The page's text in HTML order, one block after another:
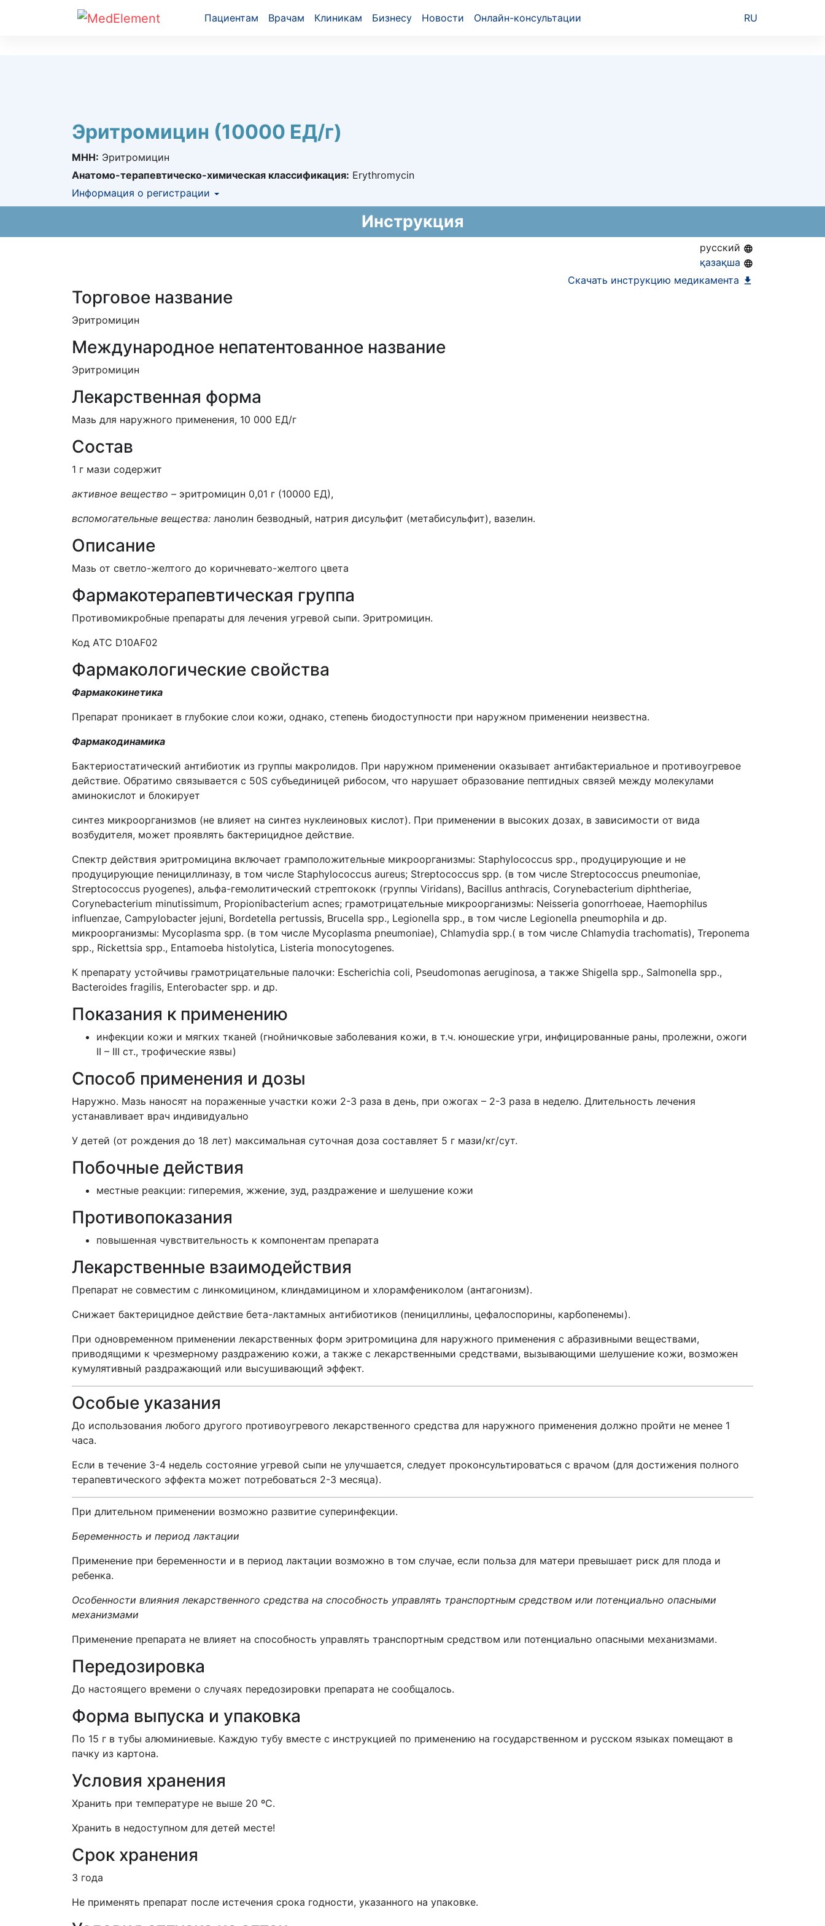
Пациентам Врачам Клиникам Бизнесу Новости Онлайн-консультации RU
Эритромицин (10000 ЕД/г)
МНН: Эритромицин
Анатомо-терапевтическо-химическая классификация: Erythromycin
Информация о регистрации
Инструкция
русский
қазақша
Скачать инструкцию медикамента
Торговое название
Эритромицин
Международное непатентованное название
Эритромицин
Лекарственная форма
Мазь для наружного применения, 10 000 ЕД/г
Состав
1 г мази содержит
активное вещество – эритромицин 0,01 г (10000 ЕД),
вспомогательные вещества: ланолин безводный, натрия дисульфит (метабисульфит), вазелин.
Описание
Мазь от светло-желтого до коричневато-желтого цвета
Фармакотерапевтическая группа
Противомикробные препараты для лечения угревой сыпи. Эритромицин.
Код АТС D10AF02
Фармакологические свойства
Фармакокинетика
Препарат проникает в глубокие слои кожи, однако, степень биодоступности при наружном применении неизвестна.
Фармакодинамика
Бактериостатический антибиотик из группы макролидов. При наружном применении оказывает антибактериальное и противоугревое
действие. Обратимо связывается с 50S субъединицей рибосом, что нарушает образование пептидных связей между молекулами
аминокислот и блокирует
синтез микроорганизмов (не влияет на синтез нуклеиновых кислот). При применении в высоких дозах, в зависимости от вида
возбудителя, может проявлять бактерицидное действие.
Спектр действия эритромицина включает грамположительные микроорганизмы: Staphylococcus spp., продуцирующие и не
продуцирующие пенициллиназу, в том числе Staphylococcus aureus; Streptococcus spp. (в том числе Streptococcus pneumoniae,
Streptococcus pyogenes), альфа-гемолитический стрептококк (группы Viridans), Bacillus anthracis, Corynebacterium diphtheriae,
Corynebacterium minutissimum, Propionibacterium acnes; грамотрицательные микроорганизмы: Neisseria gonorrhoeae, Haemophilus
influenzae, Campylobacter jejuni, Bordetella pertussis, Brucella spp., Legionella spp., в том числе Legionella pneumophila и др.
микроорганизмы: Mycoplasma spp. (в том числе Mycoplasma pneumoniae), Chlamydia spp.( в том числе Chlamydia trachomatis), Treponema
spp., Rickettsia spp., Entamoeba histolytica, Listeria monocytogenes.
К препарату устойчивы грамотрицательные палочки: Escherichia coli, Pseudomonas aeruginosa, а также Shigella spp., Salmonella spp.,
Bacteroides fragilis, Enterobacter spp. и др.
Показания к применению
инфекции кожи и мягких тканей (гнойничковые заболевания кожи, в т.ч. юношеские угри, инфицированные раны, пролежни, ожоги
II – III ст., трофические язвы)
Способ применения и дозы
Наружно. Мазь наносят на пораженные участки кожи 2-3 раза в день, при ожогах – 2-3 раза в неделю. Длительность лечения
устанавливает врач индивидуально
У детей (от рождения до 18 лет) максимальная суточная доза составляет 5 г мази/кг/сут.
Побочные действия
местные реакции: гиперемия, жжение, зуд, раздражение и шелушение кожи
Противопоказания
повышенная чувствительность к компонентам препарата
Лекарственные взаимодействия
Препарат не совместим с линкомицином, клиндамицином и хлорамфениколом (антагонизм).
Снижает бактерицидное действие бета-лактамных антибиотиков (пенициллины, цефалоспорины, карбопенемы).
При одновременном применении лекарственных форм эритромицина для наружного применения с абразивными веществами,
приводящими к чрезмерному раздражению кожи, а также с лекарственными средствами, вызывающими шелушение кожи, возможен
кумулятивный раздражающий или высушивающий эффект.
Особые указания
До использования любого другого противоугревого лекарственного средства для наружного применения должно пройти не менее 1
часа.
Если в течение 3-4 недель состояние угревой сыпи не улучшается, следует проконсультироваться с врачом (для достижения полного
терапевтического эффекта может потребоваться 2-3 месяца).
При длительном применении возможно развитие суперинфекции.
Беременность и период лактации
Применение при беременности и в период лактации возможно в том случае, если польза для матери превышает риск для плода и
ребенка.
Особенности влияния лекарственного средства на способность управлять транспортным средством или потенциально опасными
механизмами
Применение препарата не влияет на способность управлять транспортным средством или потенциально опасными механизмами.
Передозировка
До настоящего времени о случаях передозировки препарата не сообщалось.
Форма выпуска и упаковка
По 15 г в тубы алюминиевые. Каждую тубу вместе с инструкцией по применению на государственном и русском языках помещают в
пачку из картона.
Условия хранения
Хранить при температуре не выше 20 ºС.
Хранить в недоступном для детей месте!
Срок хранения
3 года
Не применять препарат после истечения срока годности, указанного на упаковке.